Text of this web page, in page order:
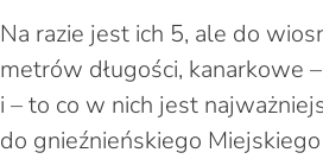
Na razie jest ich 5, ale do
metrów długości, kanarkowe
i – to co w nich jest
do gnieźnieńskiego